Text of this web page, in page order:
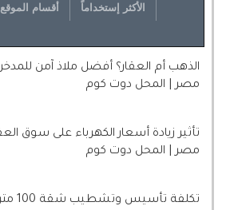
أقسام الموقع الأكثر إستخداماً
الذهب أم العقار؟ أفضل ملاذ آمن
مصر | المحل دوت كوم
تأثير زيادة أسعار الكهرباء على سوق
مصر | المحل دوت كوم
تكلفة